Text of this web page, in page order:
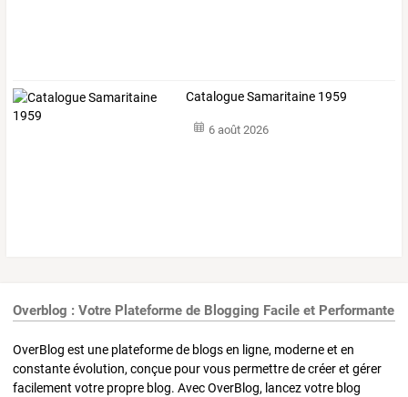
Catalogue Samaritaine 1959
6 août 2026
Overblog : Votre Plateforme de Blogging Facile et Performante
OverBlog est une plateforme de blogs en ligne, moderne et en
constante évolution, conçue pour vous permettre de créer et gérer
facilement votre propre blog. Avec OverBlog, lancez votre blog